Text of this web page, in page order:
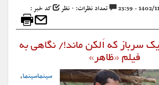
تعداد نظرات: ۰ نظر
کد خبر :
سرباز که اَلکن ماند!/ نگاهی به
فیلم «ظاهر»
سینماسینما،